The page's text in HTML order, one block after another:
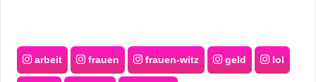
arbeit frauen frauen-witz geld lol